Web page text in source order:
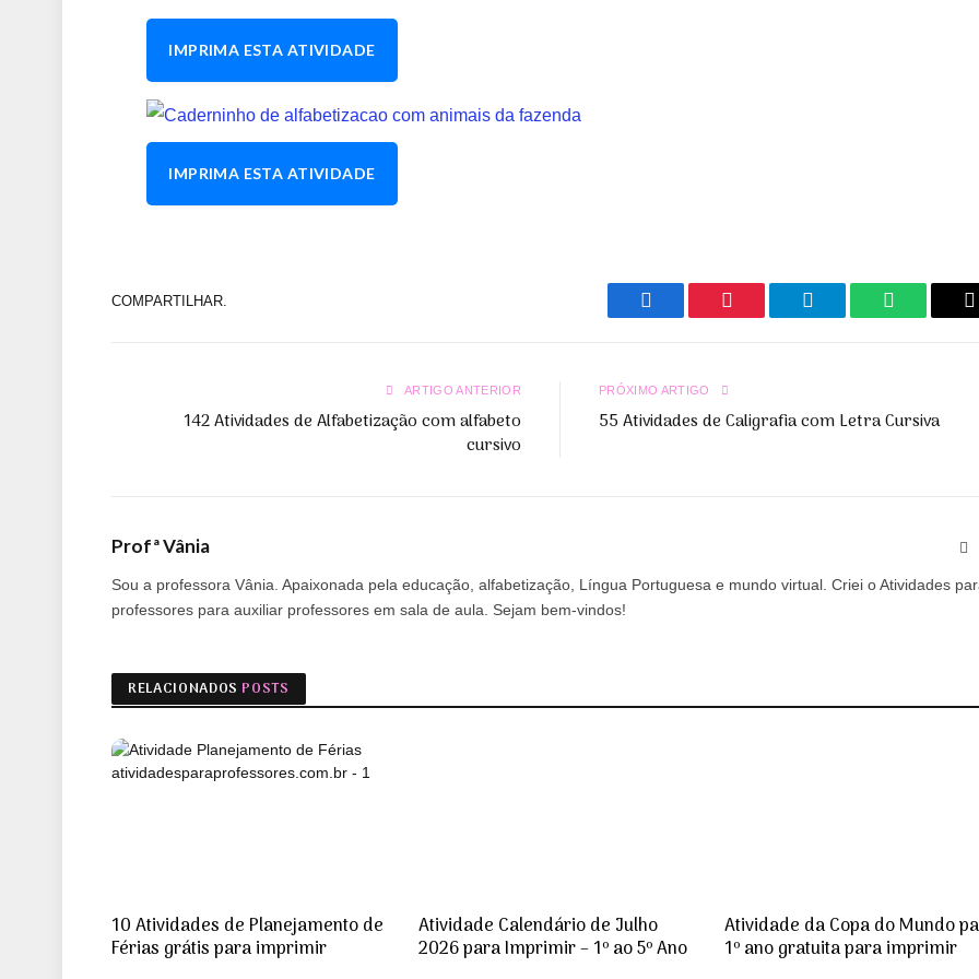
IMPRIMA ESTA ATIVIDADE
IMPRIMA ESTA ATIVIDADE
COMPARTILHAR.
Facebook Pinterest TelegramaWhatsApp
ARTIGO ANTERIOR
142 Atividades de Alfabetização com alfabeto
cursivo
PRÓXIMO ARTIGO
55 Atividades de Caligrafia com Letra Cursiva
Profª Vânia
Sou a professora Vânia. Apaixonada pela educação, alfabetização, Língua Portuguesa e mundo virtual. Criei o Atividades
professores para auxiliar professores em sala de aula. Sejam bem-vindos!
RELACIONADOS POSTS
10 Atividades de Planejamento de
Férias grátis para imprimir
Atividade Calendário de Julho
2026 para Imprimir – 1º ao 5º Ano
Atividade da Copa do Mundo
1º ano gratuita para imprimir